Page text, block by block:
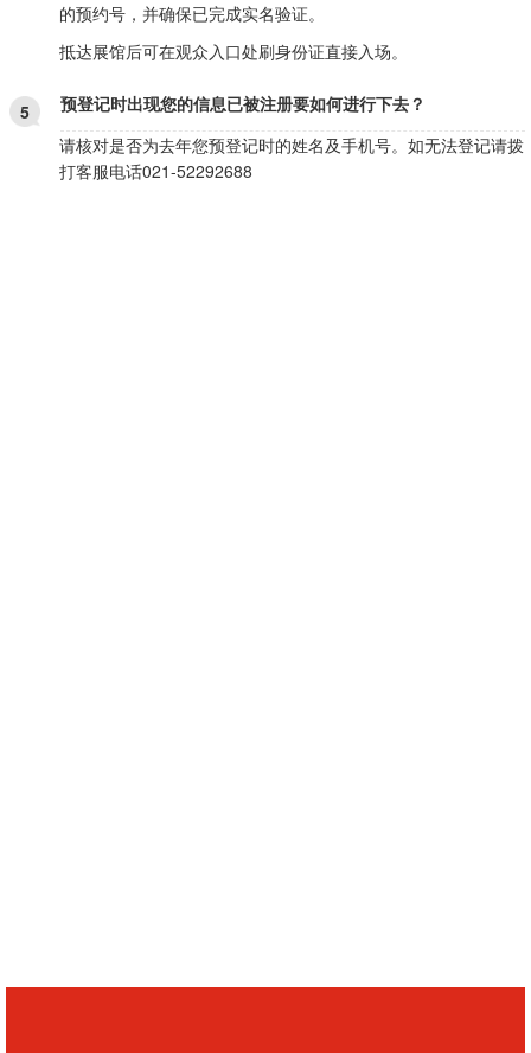
的预约号，并确保已完成实名验证。
抵达展馆后可在观众入口处刷身份证直接入场。
5
预登记时出现您的信息已被注册要如何进行下去？
请核对是否为去年您预登记时的姓名及手机号。如无法登记请拨
打客服电话021-52292688